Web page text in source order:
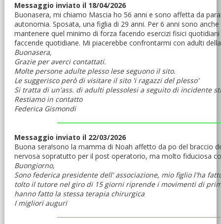
Messaggio inviato il 18/04/2026
Buonasera, mi chiamo Mascia ho 56 anni e sono affetta da
autonomia. Sposata, una figlia di 29 anni. Per 6 anni sono
mantenere quel minimo di forza facendo esercizi fisici
faccende quotidiane. Mi piacerebbe confrontarmi con adulti
Buonasera,
Grazie per averci contattati.
Molte persone adulte plesso lese seguono il sito.
Le suggerisco però di visitare il sito 'i ragazzi del plesso'
Si tratta di un'ass. di adulti plessolesi a seguito di incidente
Restiamo in contatto
Federica Gismondi
Messaggio inviato il 22/03/2026
Buona sera!sono la mamma di Noah affetto da po del braccio
nervosa sopratutto per il post operatorio, ma molto fiduciosa
Buongiorno,
Sono federica presidente dell' associazione, mio figlio l'ha
tolto il tutore nel giro di 15 giorni riprende i movimenti di
hanno fatto la stessa terapia chirurgica
I migliori auguri